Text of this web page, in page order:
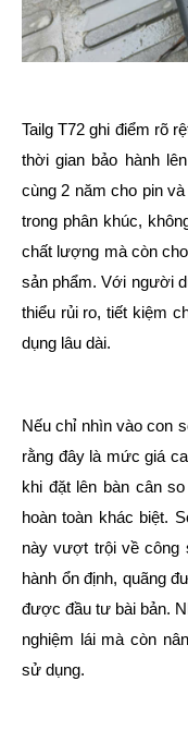
Tailg T72 ghi điểm rõ
thời gian bảo hành
cùng 2 năm cho pin
trong phân khúc,
chất lượng mà còn
sản phẩm. Với người
thiểu rủi ro, tiết kiệm
dụng lâu dài.
Nếu chỉ nhìn vào con
rằng đây là mức giá
khi đặt lên bàn cân
hoàn toàn khác biệt.
này vượt trội về công
hành ổn định, quãng
được đầu tư bài bản.
nghiệm lái mà còn
sử dụng.